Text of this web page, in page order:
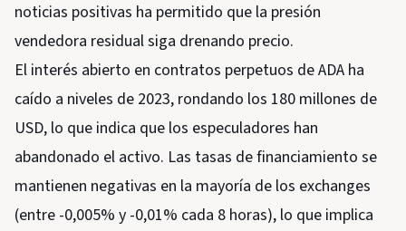
noticias positivas ha permitido que la presión
vendedora residual siga drenando precio.
El interés abierto en contratos perpetuos de ADA ha
caído a niveles de 2023, rondando los 180 millones de
USD, lo que indica que los especuladores han
abandonado el activo. Las tasas de financiamiento se
mantienen negativas en la mayoría de los exchanges
(entre -0,005% y -0,01% cada 8 horas), lo que implica